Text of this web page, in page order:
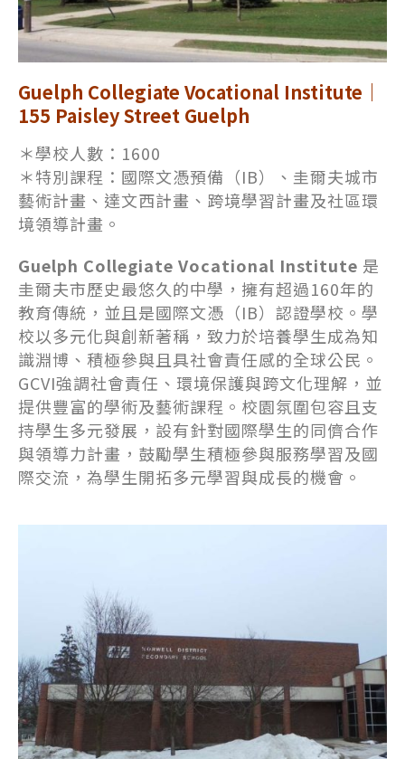
Guelph Collegiate Vocational Institute｜
155 Paisley Street Guelph
＊學校人數：1600
＊特別課程： 國際文憑預備（IB）、圭爾夫城市
藝術計畫、達文西計畫、跨境學習計畫及社區環
境領導計畫。
Guelph Collegiate Vocational Institute 是
圭爾夫市歷史最悠久的中學，擁有超過160年的
教育傳統，並且是國際文憑（IB）認證學校。學
校以多元化與創新著稱，致力於培養學生成為知
識淵博、積極參與且具社會責任感的全球公民。
GCVI強調社會責任、環境保護與跨文化理解，並
提供豐富的學術及藝術課程。校園氛圍包容且支
持學生多元發展，設有針對國際學生的同儕合作
與領導力計畫，鼓勵學生積極參與服務學習及國
際交流，為學生開拓多元學習與成長的機會。